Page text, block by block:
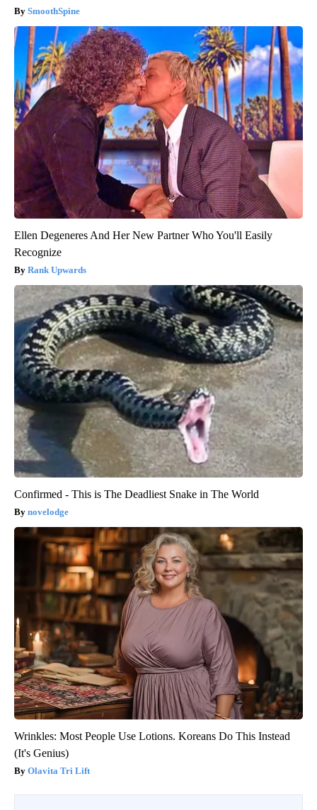
SmoothSpine
Ellen Degeneres And Her New Partner Who You'll Easily
Recognize
Rank Upwards
Confirmed - This is The Deadliest Snake in The World
novelodge
Wrinkles: Most People Use Lotions. Koreans Do This Instead
(It's Genius)
Olavita Tri Lift